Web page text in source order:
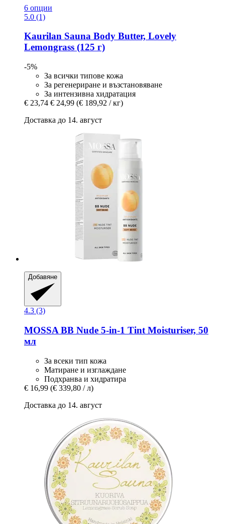
6 опции
5.0 (1)
Kaurilan Sauna Body Butter, Lovely
Lemongrass (125 г)
-5%
За всички типове кожа
За регенериране и възстановяване
За интензивна хидратация
€ 23,74 € 24,99 (€ 189,92 / кг)
Доставка до 14. август
Добавяне
4.3 (3)
MOSSA BB Nude 5-​in-​1 Tint Moisturiser, 50
мл
За всеки тип кожа
Матиране и изглаждане
Подхранва и хидратира
€ 16,99 (€ 339,80 / л)
Доставка до 14. август